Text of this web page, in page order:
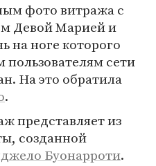
фото витража с
Девой Марией и
на ноге которого
сети
На это обратила
.
представляет из
созданной
Буонарроти.